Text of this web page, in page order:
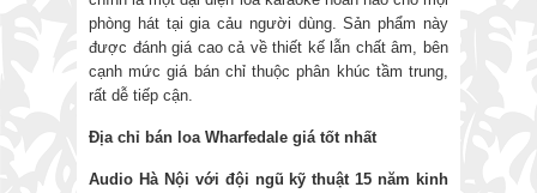
phòng hát tại gia cảu người dùng. Sản phẩm này
được đánh giá cao cả về thiết kế lẫn chất âm, bên
cạnh mức giá bán chỉ thuộc phân khúc tầm trung,
rất dễ tiếp cận.
Địa chỉ bán loa Wharfedale giá tốt nhất
Audio Hà Nội với đội ngũ kỹ thuật 15 năm kinh